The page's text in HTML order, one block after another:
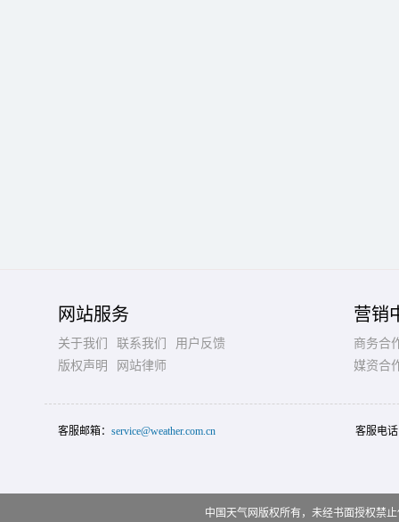
网站服务
关于我们 联系我们
用户反馈
版权声明
网站律师
营销
商务合
媒资合
客服邮箱： service@weather.com.cn 客服电
中国天气网版权所有，未经书面授权